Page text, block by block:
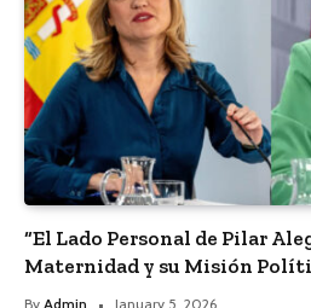
“El Lado Personal de Pilar
Maternidad y su Misión
By Admin January 5, 2026